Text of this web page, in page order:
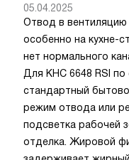
05.04.2025
Отвод в вентиляцию
особенно на кухне-
нет нормального
Для KHC 6648 RSI
стандартный
режим отвода или
подсветка рабочей
отделка. Жировой